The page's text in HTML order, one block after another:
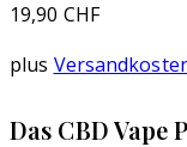
5,
auf
Kundenbewertung
19,90 CHF
plus
Das CBD